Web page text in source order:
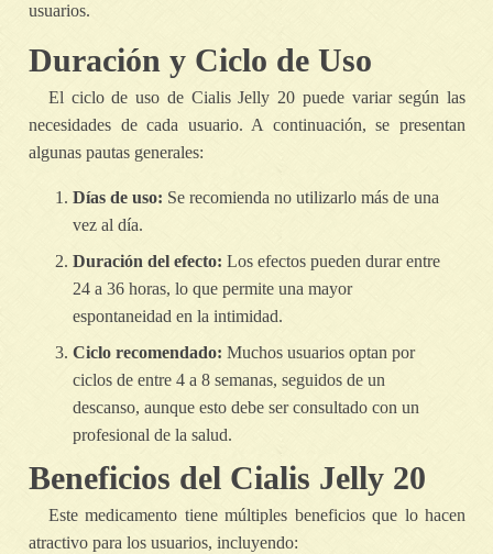
usuarios.
Duración y Ciclo de Uso
El ciclo de uso de Cialis Jelly 20 puede variar según las
necesidades de cada usuario. A continuación, se presentan
algunas pautas generales:
Días de uso: Se recomienda no utilizarlo más de una
vez al día.
Duración del efecto: Los efectos pueden durar entre
24 a 36 horas, lo que permite una mayor
espontaneidad en la intimidad.
Ciclo recomendado: Muchos usuarios optan por
ciclos de entre 4 a 8 semanas, seguidos de un
descanso, aunque esto debe ser consultado con un
profesional de la salud.
Beneficios del Cialis Jelly 20
Este medicamento tiene múltiples beneficios que lo hacen
atractivo para los usuarios, incluyendo: